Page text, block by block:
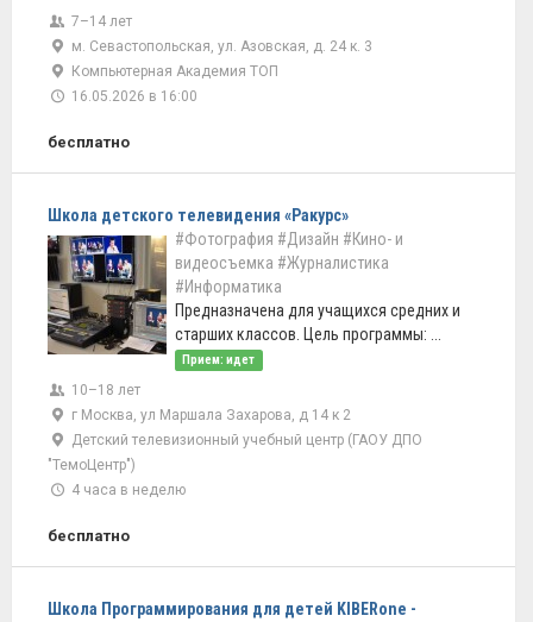
7–14 лет
м. Севастопольская, ул. Азовская, д. 24 к. 3
Компьютерная Академия ТОП
16.05.2026 в 16:00
бесплатно
Школа детского телевидения «Ракурс»
#Фотография #Дизайн #Кино- и
видеосъемка #Журналистика
#Информатика
Предназначена для учащихся средних и
старших классов. Цель программы: ...
Прием: идет
10–18 лет
г Москва, ул Маршала Захарова, д 14 к 2
Детский телевизионный учебный центр (ГАОУ ДПО
"ТемоЦентр")
4 часа в неделю
бесплатно
Школа Программирования для детей KIBERone -